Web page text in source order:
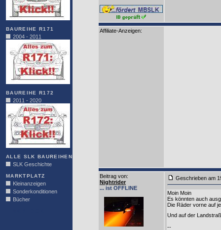
BAUREIHE R171
2004 - 2011
BAUREIHE R172
2011 - 2020
ALLE SLK BAUREIHEN
SLK Geschichte
MARKTPLATZ
Kleinanzeigen
Sonderkonditionen
Bücher
Affiliate-Anzeigen:
Beitrag von:
Nightrider
... ist OFFLINE
Geschrieben am
Moin Moin
Es könnten auch
Die Räder vorne auf
Und auf der
--